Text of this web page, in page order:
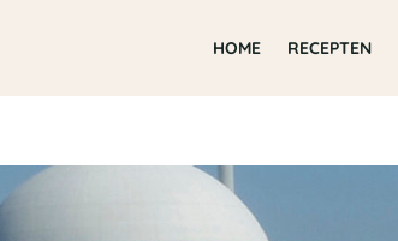
HOME RECEPTEN